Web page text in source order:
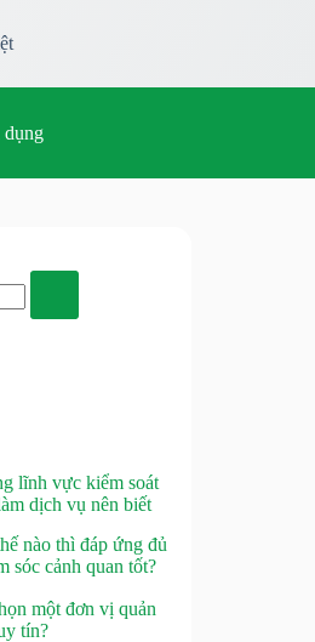
dụng
lĩnh vực kiểm soát
dịch vụ nên biết
nào thì đáp ứng đủ
sóc cảnh quan tốt?
một đơn vị quản
tín?